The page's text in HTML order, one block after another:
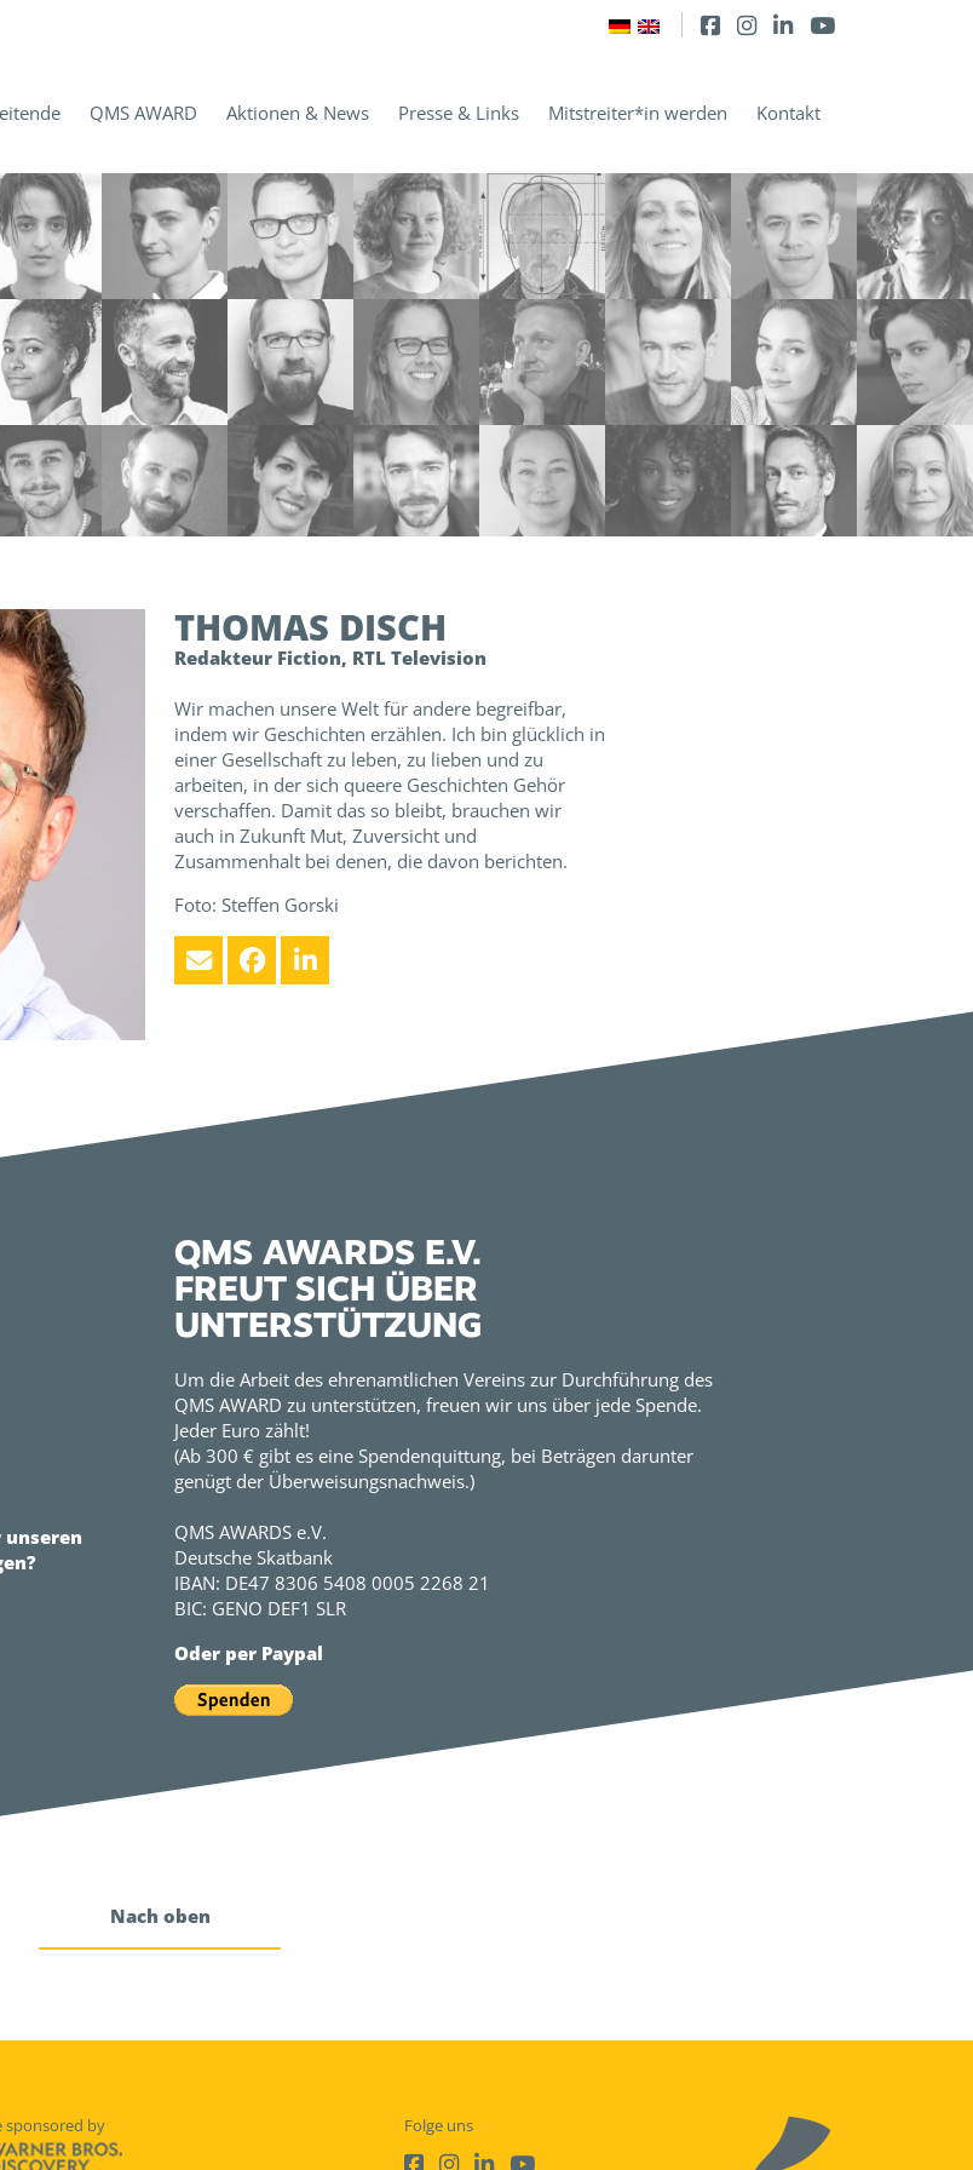
QMS AWARD Aktionen & News Presse & Links Mitstreiter*in werden Kontakt
THOMAS DISCH
Redakteur Fiction, RTL Television
Wir machen unsere Welt für andere begreifbar,
indem wir Geschichten erzählen. Ich bin glücklich in
einer Gesellschaft zu leben, zu lieben und zu
arbeiten, in der sich queere Geschichten Gehör
verschaffen. Damit das so bleibt, brauchen wir
auch in Zukunft Mut, Zuversicht und
Zusammenhalt bei denen, die davon berichten.
Foto: Steffen Gorski
QMS AWARDS E.V.
FREUT SICH ÜBER
UNTERSTÜTZUNG
unseren
Um die Arbeit des ehrenamtlichen Vereins zur Durchführung des
QMS AWARD zu unterstützen, freuen wir uns über jede Spende.
Jeder Euro zählt!
(Ab 300 € gibt es eine Spendenquittung, bei Beträgen darunter
genügt der Überweisungsnachweis.)
QMS AWARDS e.V.
Deutsche Skatbank
IBAN: DE47 8306 5408 0005 2268 21
BIC: GENO DEF1 SLR
Oder per Paypal
Nach oben
sponsored by Folge uns